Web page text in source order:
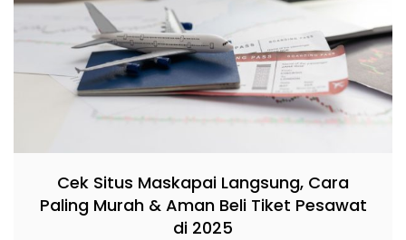
Cek Situs Maskapai Langsung, Cara
Paling Murah & Aman Beli Tiket Pesawat
di 2025